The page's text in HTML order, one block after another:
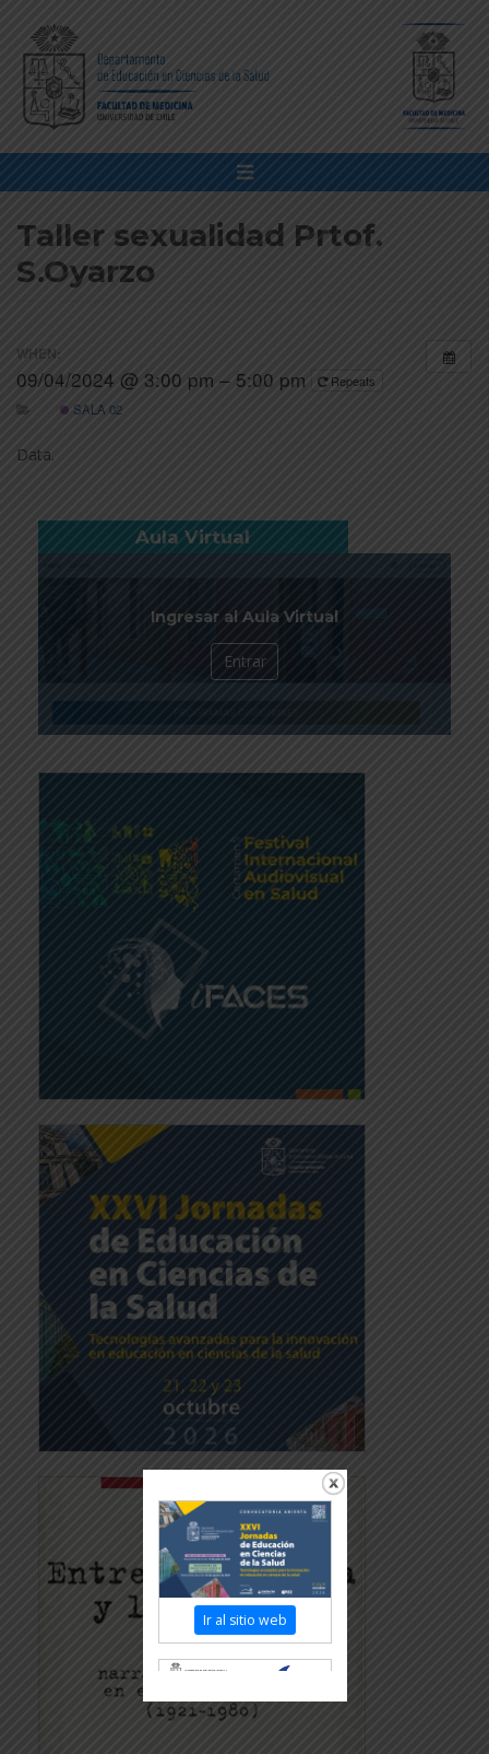
Taller sexualidad Prtof.
S.Oyarzo
WHEN:
09/04/2024 @ 3:00 pm – 5:00 pm
Repeats
SALA 02
Data.
Aula Virtual
Ingresar al Aula Virtual
Entrar
Ir al sitio web